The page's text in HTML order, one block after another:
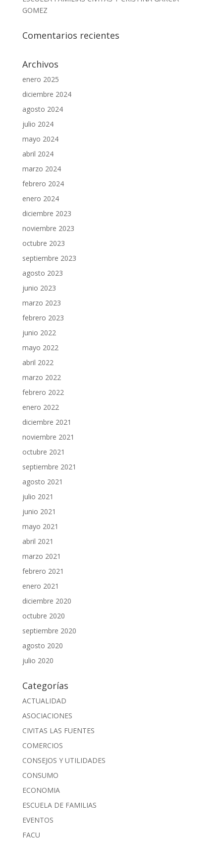
GOMEZ
Comentarios recientes
Archivos
enero 2025
diciembre 2024
agosto 2024
julio 2024
mayo 2024
abril 2024
marzo 2024
febrero 2024
enero 2024
diciembre 2023
noviembre 2023
octubre 2023
septiembre 2023
agosto 2023
junio 2023
marzo 2023
febrero 2023
junio 2022
mayo 2022
abril 2022
marzo 2022
febrero 2022
enero 2022
diciembre 2021
noviembre 2021
octubre 2021
septiembre 2021
agosto 2021
julio 2021
junio 2021
mayo 2021
abril 2021
marzo 2021
febrero 2021
enero 2021
diciembre 2020
octubre 2020
septiembre 2020
agosto 2020
julio 2020
Categorías
ACTUALIDAD
ASOCIACIONES
CIVITAS LAS FUENTES
COMERCIOS
CONSEJOS Y UTILIDADES
CONSUMO
ECONOMIA
ESCUELA DE FAMILIAS
EVENTOS
FACU